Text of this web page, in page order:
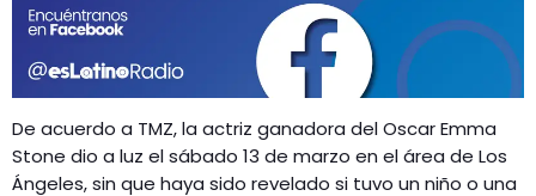
GEEKERS
MÚSICA
ENTRETENIMIENTO
INICIO
RADIO SPLENDID
CONTACTO
De acuerdo a TMZ, la actriz ganadora del Oscar Emma
Stone dio a luz el sábado 13 de marzo en el área de Los
Ángeles, sin que haya sido revelado si tuvo un niño o una